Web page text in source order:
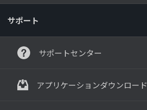
サポート
サポートセンター
アプリケーションダウンロード